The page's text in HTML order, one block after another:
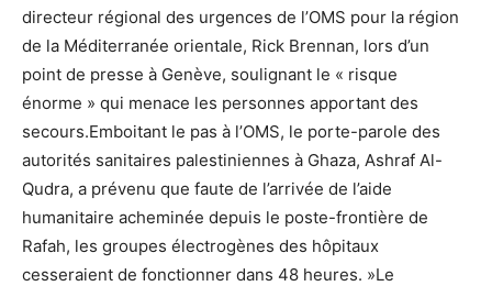
directeur régional des urgences de l’OMS pour la région
de la Méditerranée orientale, Rick Brennan, lors d’un
point de presse à Genève, soulignant le « risque
énorme » qui menace les personnes apportant des
secours.Emboitant le pas à l’OMS, le porte-parole des
autorités sanitaires palestiniennes à Ghaza, Ashraf Al-
Qudra, a prévenu que faute de l’arrivée de l’aide
humanitaire acheminée depuis le poste-frontière de
Rafah, les groupes électrogènes des hôpitaux
cesseraient de fonctionner dans 48 heures. »Le